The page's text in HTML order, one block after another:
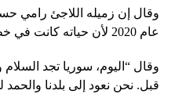
وقال إن زميله اللاجئ رامي
عام 2020 لأن حياته كانت في خطر.
وقال “اليوم، سوريا تجد
قبل. نحن نعود إلى بلدنا والحمد